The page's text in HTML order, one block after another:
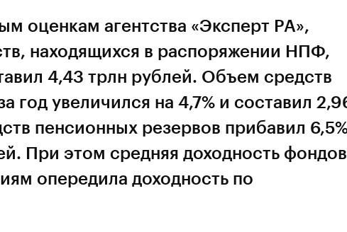
оценкам агентства «Эксперт РА»,
находящихся в распоряжении НПФ,
4,43 трлн рублей. Объем средств
год увеличился на 4,7% и составил
пенсионных резервов прибавил
При этом средняя доходность фондов
опередила доходность по